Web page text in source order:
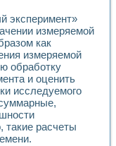
тиристорным
INSTRUMENTS для
стенда для
диагностики
свойств
и развития
томограф на
эксперимент»
измеряемой
как
измеряемой
обработку
и оценить
исследуемого
такие расчеты